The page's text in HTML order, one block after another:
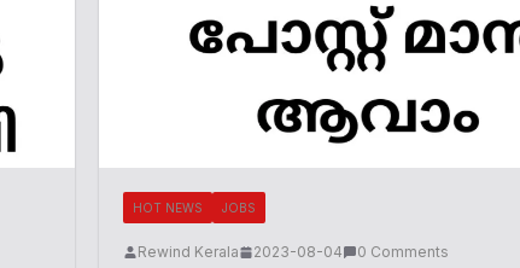
HOT NEWS JOBS
Rewind Kerala 2023-08-04
0 Comments